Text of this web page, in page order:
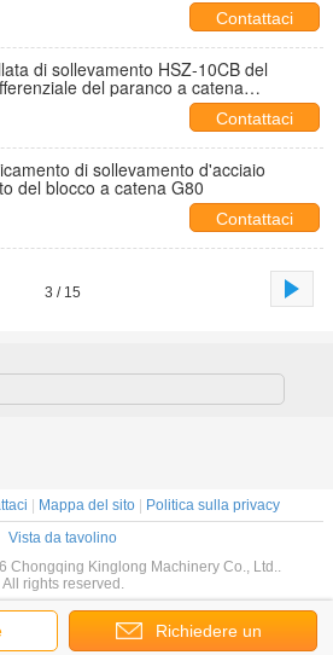
Contattaci
di sollevamento HSZ-10CB del
del paranco a catena
Contattaci
di sollevamento d'acciaio
del blocco a catena G80
Contattaci
3 / 15
Richiedere un
Mappa del sito|
Politica sulla privacy
Vista da tavolino
Chongqing Kinglong Machinery Co., Ltd..
All rights reserved.